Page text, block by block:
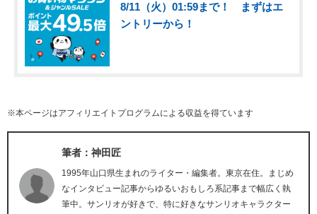
8/11（火）01:59まで！ まずはエ
ントリーから！
※本ページはアフィリエイトプログラムによる収益を得ています
筆者：神田匠
1995年山口県生まれのライター・編集者。東京在住。まじめ
なインタビュー記事からゆるいおもしろ系記事まで幅広く執
筆中。サンリオが好きで、特に好きなサンリオキャラクター